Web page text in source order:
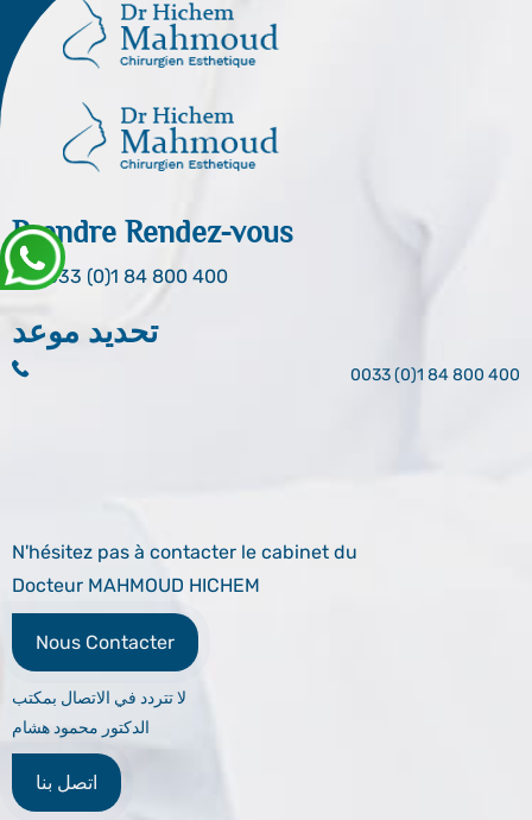
Prendre Rendez-vous
0033 (0)1 84 800 400
تحديد موعد
0033 (0)1 84 800 400
N'hésitez pas à contacter le cabinet du
Docteur MAHMOUD HICHEM
Nous Contacter
لا تتردد في الاتصال بمكتب
الدكتور محمود هشام
اتصل بنا